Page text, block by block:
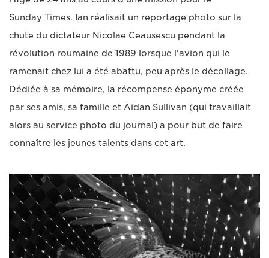
Sunday Times. Ian réalisait un reportage photo sur la
chute du dictateur Nicolae Ceausescu pendant la
révolution roumaine de 1989 lorsque l'avion qui le
ramenait chez lui a été abattu, peu après le décollage.
Dédiée à sa mémoire, la récompense éponyme créée
par ses amis, sa famille et Aidan Sullivan (qui travaillait
alors au service photo du journal) a pour but de faire
connaître les jeunes talents dans cet art.